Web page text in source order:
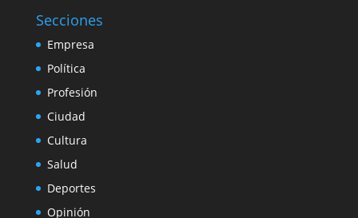
Secciones
Empresa
Política
Profesión
Ciudad
Cultura
Salud
Deportes
Opinión